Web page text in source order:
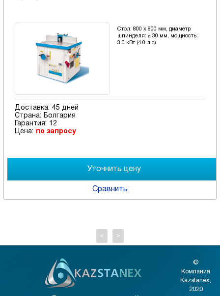
Стол: 800 x 800 мм, диаметр
шпинделя: ø 30 мм, мощность:
3.0 кВт (4.0 л.с)
Доставка: 45 дней
Страна:
Болгария
Гарантия:
12
Цена:
по запросу
Сравнить
< >
©
Компания
Kazstanex,
2020